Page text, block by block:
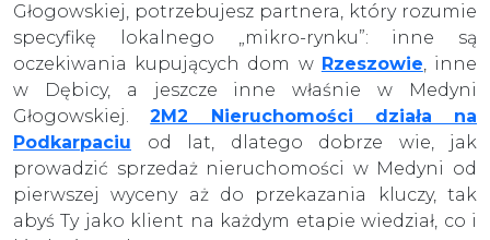
Głogowskiej, potrzebujesz partnera, który rozumie
specyfikę lokalnego „mikro-rynku”: inne są
oczekiwania kupujących dom w Rzeszowie, inne
w Dębicy, a jeszcze inne właśnie w Medyni
Głogowskiej.2M2 Nieruchomości działa na
Podkarpaciu od lat, dlatego dobrze wie, jak
prowadzić sprzedaż nieruchomości w Medyni od
pierwszej wyceny aż do przekazania kluczy, tak
abyś Ty jako klient na każdym etapie wiedział, co i